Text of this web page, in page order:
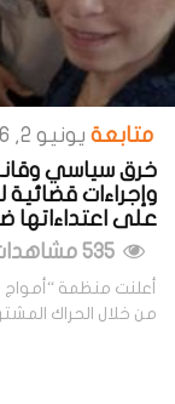
متابعة يونيو 2, 2026
خرق سياسي
وإجراءات
على
أعلنت منظمة
من خلال الحراك